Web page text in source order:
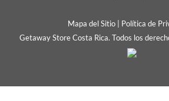
Mapa del Sitio| Política de
Getaway Store Costa Rica. Todos los